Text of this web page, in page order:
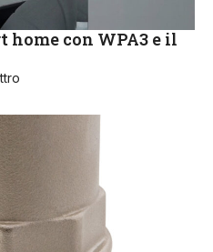
home con WPA3 e il